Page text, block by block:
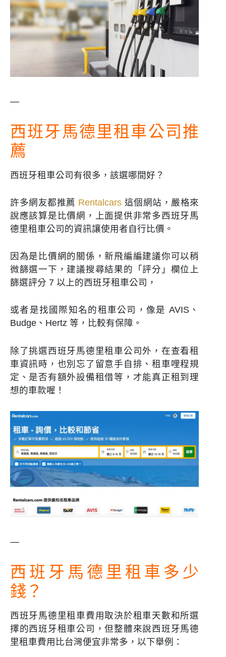
—
西班牙馬德里租車公司推
薦
西班牙租車公司有很多，該選哪間好？
許多網友都推薦 Rentalcars 這個網站，嚴格來
說應該算是比價網，上面提供非常多西班牙馬
德里租車公司的資訊讓使用者自行比價。
因為是比價網的關係，新飛編編建議你可以稍
微篩選一下，建議搜尋結果的「評分」欄位上
篩選評分 7 以上的西班牙租車公司，
或者是找國際知名的租車公司，像是 AVIS、
Budge、Hertz 等，比較有保障。
除了挑選西班牙馬德里租車公司外，在查看租
車資訊時，也別忘了留意手自排、租車哩程規
定、是否有額外設備租借等，才能真正租到理
想的車款喔！
—
西班牙馬德里租車多少
錢？
西班牙馬德里租車費用取決於租車天數和所選
擇的西班牙租車公司，但整體來說西班牙馬德
里租車費用比台灣便宜非常多，以下舉例：